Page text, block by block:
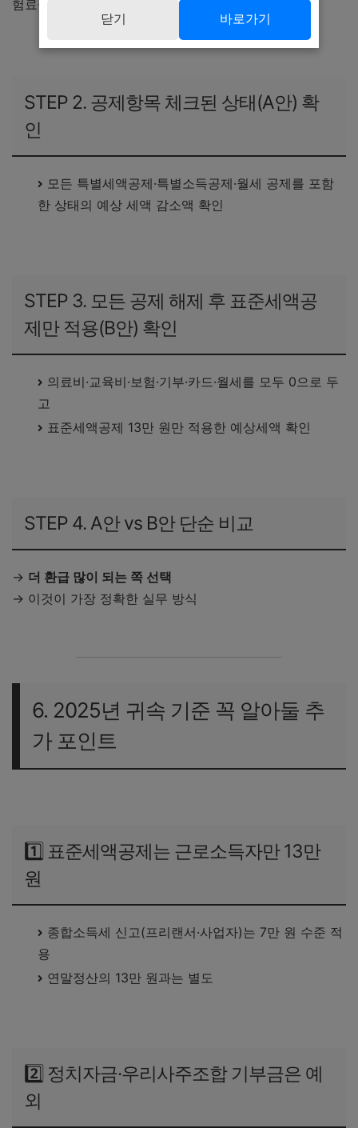
험료·기부금·월세 등이 자동 반영됨
홈택스 연말정산 미리보기 바로가기
STEP 2. 공제항목 체크된 상태(A안) 확
인
모든 특별세액공제·특별소득공제·월세 공제를 포함
한 상태의 예상 세액 감소액 확인
STEP 3. 모든 공제 해제 후 표준세액공
제만 적용(B안) 확인
의료비·교육비·보험·기부·카드·월세를 모두 0으로 두
고
표준세액공제 13만 원만 적용한 예상세액 확인
STEP 4. A안 vs B안 단순 비교
→ 더 환급 많이 되는 쪽 선택
→ 이것이 가장 정확한 실무 방식
6. 2025년 귀속 기준 꼭 알아둘 추
가 포인트
1️⃣ 표준세액공제는 근로소득자만 13만
원
종합소득세 신고(프리랜서·사업자)는 7만 원 수준 적
용
연말정산의 13만 원과는 별도
2️⃣ 정치자금·우리사주조합 기부금은 예
외
닫기 바로가기